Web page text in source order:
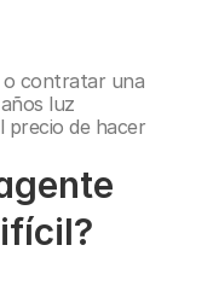
o contratar una
luz
precio de hacer